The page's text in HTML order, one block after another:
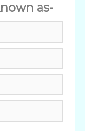
as-